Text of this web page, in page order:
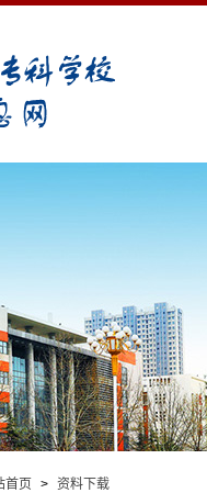
首页 > 资料下载